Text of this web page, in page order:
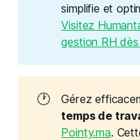
simplifie et
Visitez
gestion RH
🕐 Gérez
temps de
Pointy.ma.